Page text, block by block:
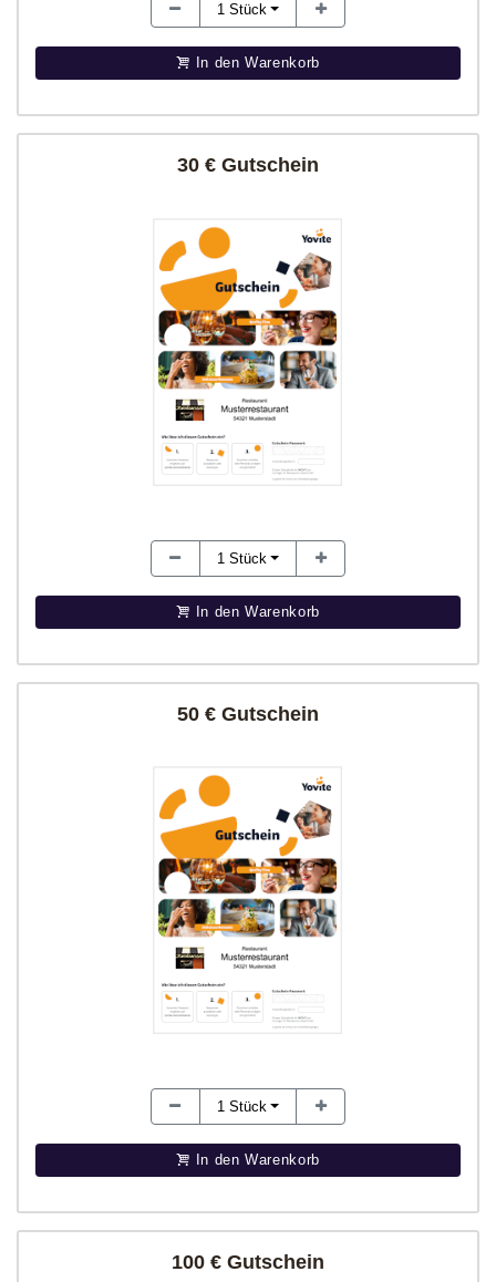
1 Stück
In den Warenkorb
30 € Gutschein
1 Stück
In den Warenkorb
50 € Gutschein
1 Stück
In den Warenkorb
100 € Gutschein